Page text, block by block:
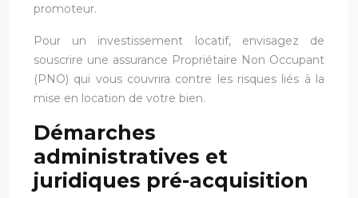
promoteur.
Pour un investissement locatif, envisagez de
souscrire une assurance Propriétaire Non Occupant
(PNO) qui vous couvrira contre les risques liés à la
mise en location de votre bien.
Démarches
administratives et
juridiques pré-acquisition